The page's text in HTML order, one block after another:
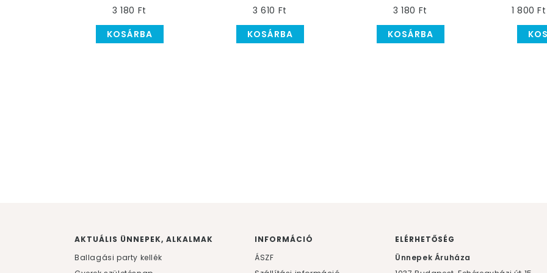
Lánybúcsúra, 46 cm
3 180 Ft
KOSÁRBA
3 610 Ft
KOSÁRBA
3 180 Ft
KOSÁRBA
1 800 Ft
AKTUÁLIS ÜNNEPEK, ALKALMAK
Ballagási party kellék
INFORMÁCIÓ
ÁSZF
ELÉRHETŐSÉG
Ünnepek Áruháza